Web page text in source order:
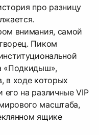
про разницу
внимания, самой
Пиком
«Подкидыш»,
в ходе которых
на различные VIP
масштаба,
ящике